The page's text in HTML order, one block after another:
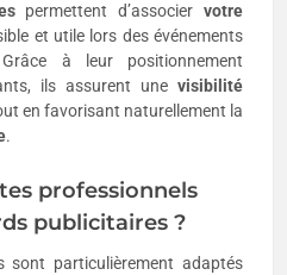
permettent d’associer votre
et utile lors des événements
à leur positionnement
ils assurent une visibilité
en favorisant naturellement la
.
professionnels
publicitaires ?
sont particulièrement adaptés